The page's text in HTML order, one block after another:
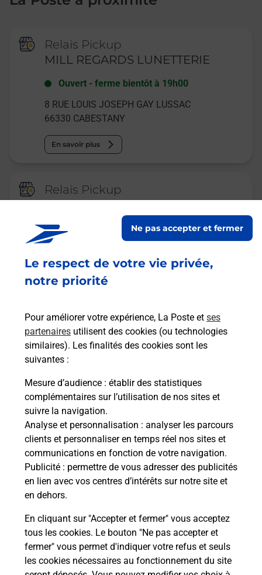
Le respect de votre vie privée,
notre priorité
Pour améliorer votre expérience, La Poste et ses
partenaires utilisent des cookies (ou technologies
similaires). Les finalités des cookies sont les
suivantes :
Mesure d’audience : établir des statistiques
complémentaires sur l’utilisation de nos sites et
suivre la navigation.
Analyse et personnalisation : analyser les parcours
clients et personnaliser en temps réel nos sites et
communications en fonction de votre navigation.
Publicité : permettre de vous adresser des publicités
en lien avec vos centres d’intérêts sur notre site et
en dehors.
En cliquant sur "Accepter et fermer" vous acceptez
tous les cookies. Le bouton "Ne pas accepter et
fermer" vous permet d'indiquer votre refus et seuls
les cookies nécessaires au fonctionnement du site
Ne pas accepter et fermer
Relais Pickup
MILL REGARDS LUNETTERIE
Ouvert -ferme bientôt à 19h00
8 RUE LOUIS JOSEPH GAY LUSSAC
66330 CABESTANY
En savoir plus
Relais Pickup
CONSIGNE INTERMARCHE
jusqu'à 23h59
4 RUE LOUIS JOSEPH GAY LUSSAC
66330 CABESTANY
Malin !
La Poste
en ligne
Ouvert 24h/24
En savoir plus
CABESTANY
CONSIGNE ELEPHANT BLEU CABESTANY